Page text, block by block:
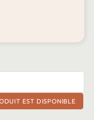
EST DISPONIBLE